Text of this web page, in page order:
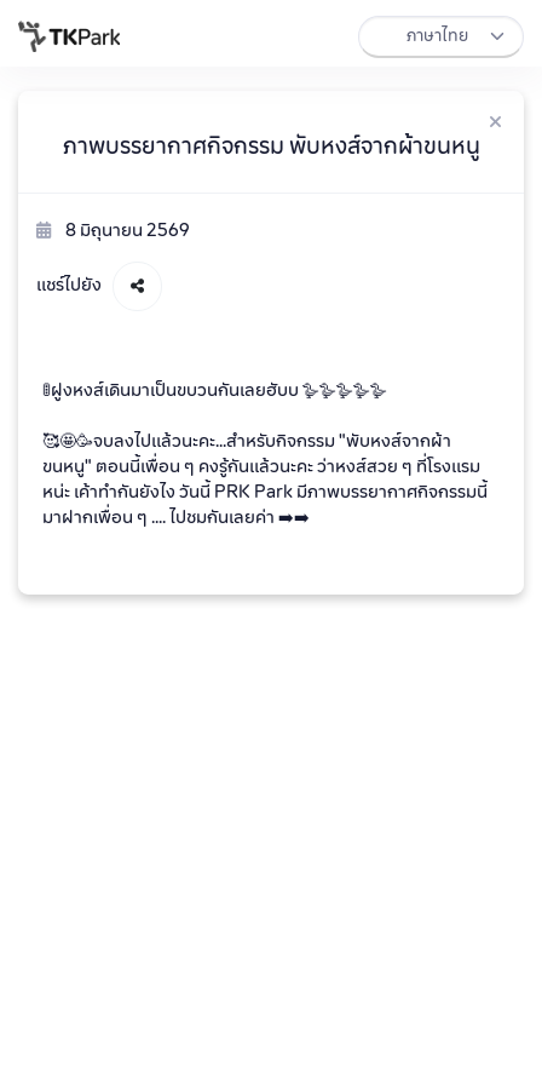
ภาพบรรยากาศกิจกรรม พับหงส์จากผ้าขนหนู
8 มิถุนายน 2569
แชร์ไปยัง
🚦ฝูงหงส์เดินมาเป็นขบวนกันเลยฮับบ 🪿🪿🪿🪿🪿
🥰🤩🥳จบลงไปแล้วนะคะ...สำหรับกิจกรรม "พับหงส์จากผ้า
ขนหนู" ตอนนี้เพื่อน ๆ คงรู้กันแล้วนะคะ ว่าหงส์สวย ๆ ที่โรงแรม
หน่ะ เค้าทำกันยังไง วันนี้ PRK Park มีภาพบรรยากาศกิจกรรมนี้
มาฝากเพื่อน ๆ .... ไปชมกันเลยค่า ➡️➡️